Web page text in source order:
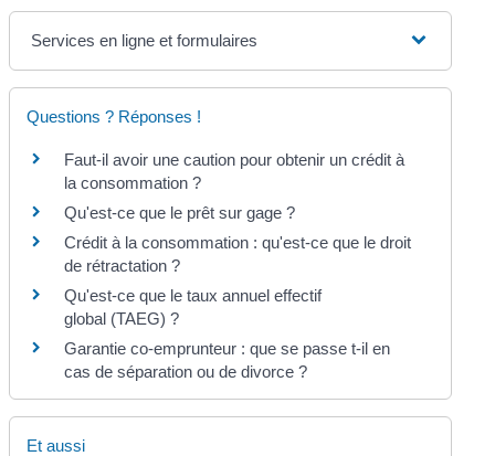
Services en ligne et formulaires
Questions ? Réponses !
Faut-il avoir une caution pour obtenir un crédit à
la consommation ?
Qu'est-ce que le prêt sur gage ?
Crédit à la consommation : qu'est-ce que le droit
de rétractation ?
Qu'est-ce que le taux annuel effectif
global (TAEG) ?
Garantie co-emprunteur : que se passe t-il en
cas de séparation ou de divorce ?
Et aussi